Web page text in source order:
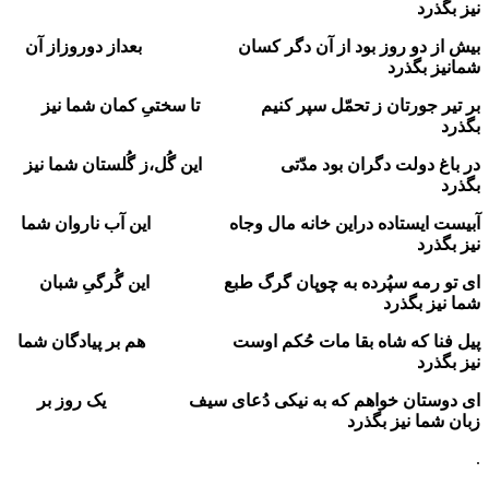
نیز بگذرد
بیش از دو روز بود از آن دگر کسان بعداز دوروزاز آن
شمانیز بگذرد
بر تیر جورتان ز تحمّل سپر کنیم تا سختیِ کمان شما نیز
بگذرد
در باغ دولت دگران بود مدّتی این گُل،ز گُلستان شما نیز
بگذرد
آبیست ایستاده دراین خانه مال وجاه این آب ناروان شما
نیز بگذرد
ای تو رمه سپُرده به چوپان گرگ طبع این گُرگیِ شبان
شما نیز بگذرد
پیل فنا که شاه بقا مات حُکم اوست هم بر پیادگان شما
نیز بگذرد
ای دوستان خواهم که به نیکی دُعای سیف یک روز بر
زبان شما نیز بگذرد
.